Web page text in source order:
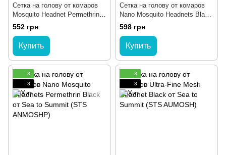
Сетка на голову от комаров
Mosquito Headnet Permethrin
Black от Sea to Summit (STS
AMOSHP)
552 грн
Купить
Сетка на голову от комаров
Nano Mosquito Headnets Black
от Sea to Summit (STS
ANMOSH)
598 грн
Купить
3
3
3
3